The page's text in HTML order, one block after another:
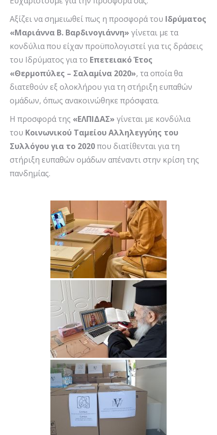
Αξίζει να σημειωθεί πως η προσφορά του Ιδρύματος
«Μαριάννα Β. Βαρδινογιάννη» γίνεται με τα
κονδύλια που είχαν προϋπολογιστεί για τις δράσεις
του Ιδρύματος για το Επετειακό Έτος
«Θερμοπύλες – Σαλαμίνα 2020», τα οποία θα
διατεθούν εξ ολοκλήρου για τη στήριξη ευπαθών
ομάδων, όπως ανακοινώθηκε πρόσφατα.
Η προσφορά της «ΕΛΠΙΔΑΣ» γίνεται με κονδύλια
του Κοινωνικού Ταμείου Αλληλεγγύης του
Συλλόγου για το 2020που διατίθενται για τη
στήριξη ευπαθών ομάδων απέναντι στην κρίση της
πανδημίας.